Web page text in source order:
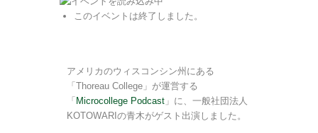
このイベントは終了しました。
アメリカのウィスコンシン州にある
「Thoreau College」が運営する
「 Microcollege Podcast 」に、一般社団法人
KOTOWARIの青木がゲスト出演しました。